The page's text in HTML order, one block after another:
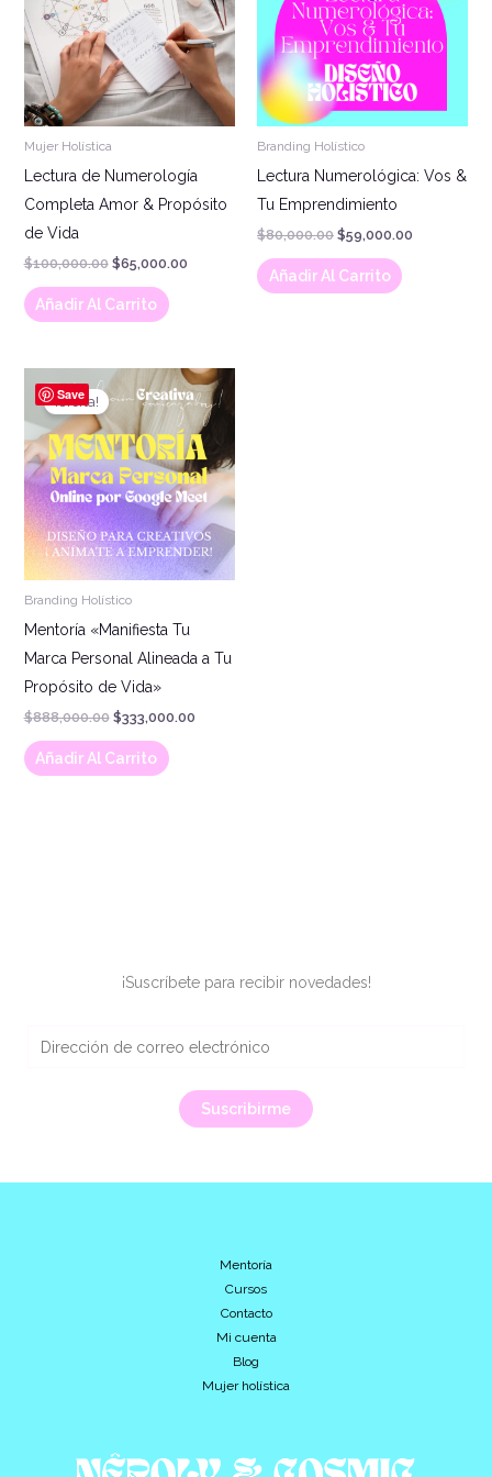
Mujer Holística
Lectura de Numerología
Completa Amor & Propósito
de Vida
$100,000.00 $65,000.00
Añadir Al Carrito
Branding Holístico
Lectura Numerológica: Vos &
Tu Emprendimiento
$80,000.00 $59,000.00
Añadir Al Carrito
Save
¡Oferta!
Branding Holístico
Mentoría «Manifiesta Tu
Marca Personal Alineada a Tu
Propósito de Vida»
$888,000.00
El
precio
original
era:
$888,000.00.
$333,000.00
El
precio
actual
es:
$333,000.00.
Añadir Al Carrito
¡Suscríbete para recibir novedades!
*
Suscribirme
Mentoría
Cursos
Contacto
Mi cuenta
Blog
Mujer holística